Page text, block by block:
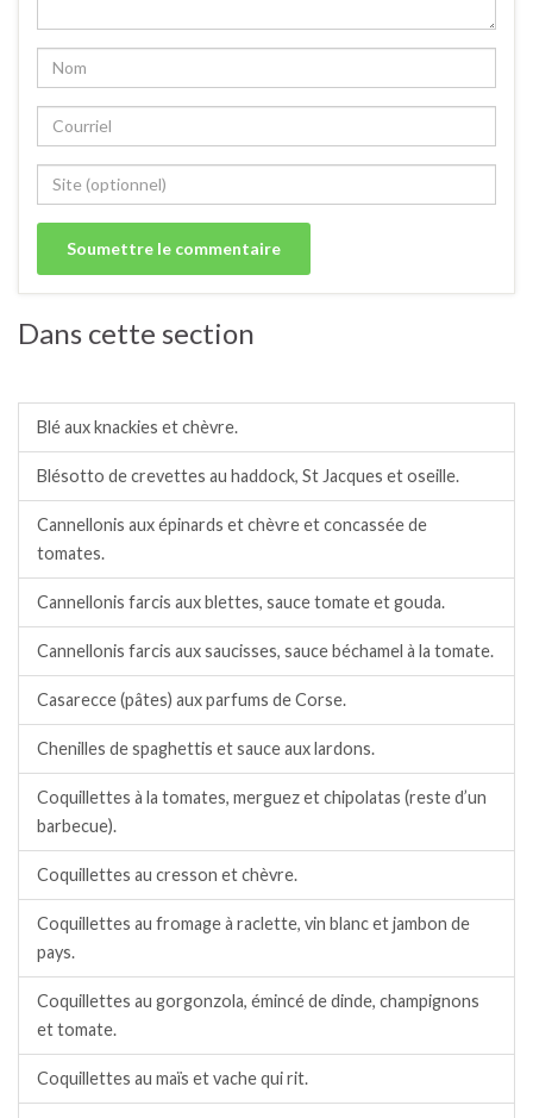
Dans cette section
Blé aux knackies et chèvre.
Blésotto de crevettes au haddock, St Jacques et oseille.
Cannellonis aux épinards et chèvre et concassée de
tomates.
Cannellonis farcis aux blettes, sauce tomate et gouda.
Cannellonis farcis aux saucisses, sauce béchamel à la tomate.
Casarecce (pâtes) aux parfums de Corse.
Chenilles de spaghettis et sauce aux lardons.
Coquillettes à la tomates, merguez et chipolatas (reste d’un
barbecue).
Coquillettes au cresson et chèvre.
Coquillettes au fromage à raclette, vin blanc et jambon de
pays.
Coquillettes au gorgonzola, émincé de dinde, champignons
et tomate.
Coquillettes au maïs et vache qui rit.